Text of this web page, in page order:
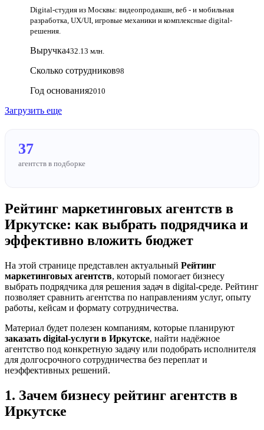
Digital-студия из Москвы: видеопродакшн, веб - и мобильная
разработка, UX/UI, игровые механики и комплексные digital-
решения.
Выручка432.13 млн.
Сколько сотрудников98
Год основания2010
Загрузить еще
37
агентств в подборке
Рейтинг маркетинговых агентств в
Иркутске: как выбрать подрядчика и
эффективно вложить бюджет
На этой странице представлен актуальный Рейтинг
маркетинговых агентств, который помогает бизнесу
выбрать подрядчика для решения задач в digital-среде. Рейтинг
позволяет сравнить агентства по направлениям услуг, опыту
работы, кейсам и формату сотрудничества.
Материал будет полезен компаниям, которые планируют
заказать digital-услуги в Иркутске, найти надёжное
агентство под конкретную задачу или подобрать исполнителя
для долгосрочного сотрудничества без переплат и
неэффективных решений.
1. Зачем бизнесу рейтинг агентств в
Иркутске